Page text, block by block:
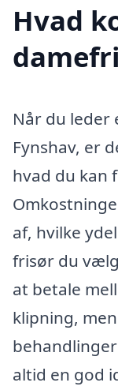
Hvad
Når du leder
Fynshav, er
hvad du kan
af, hvilke
frisør du
at betale
klipning,
altid en god